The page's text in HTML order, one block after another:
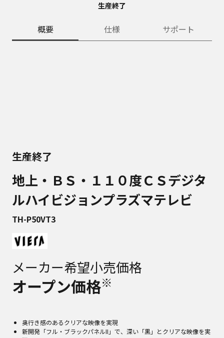
生産終了
概要 仕様 サポート
生産終了
地上・ＢＳ・１１０度ＣＳデジタ
ルハイビジョンプラズマテレビ
TH-P50VT3
メーカー希望小売価格
オープン価格※
奥行き感のあるクリアな映像を実現
新開発「フル・ブラックパネルII」で、深い「黒」とクリアな映像を実